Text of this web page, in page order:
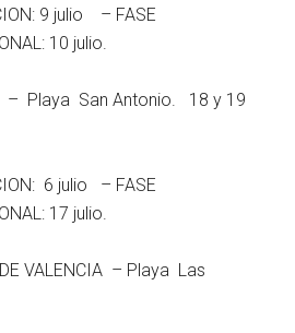
9 julio – FASE
10 julio.
– Playa San Antonio. 18 y 19
6 julio – FASE
17 julio.
VALENCIA – Playa Las